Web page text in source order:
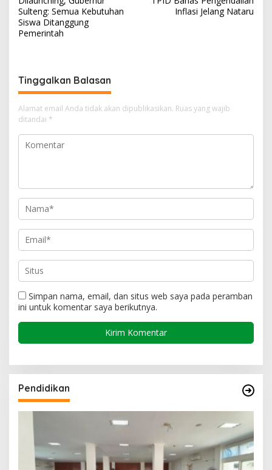
Sulteng: Semua Kebutuhan
Siswa Ditanggung
Pemerintah
Inflasi Jelang Nataru
Tinggalkan Balasan
Alamat email Anda tidak akan dipublikasikan. Ruas yang wajib
ditandai *
Simpan nama, email, dan situs web saya pada peramban
ini untuk komentar saya berikutnya.
Pendidikan